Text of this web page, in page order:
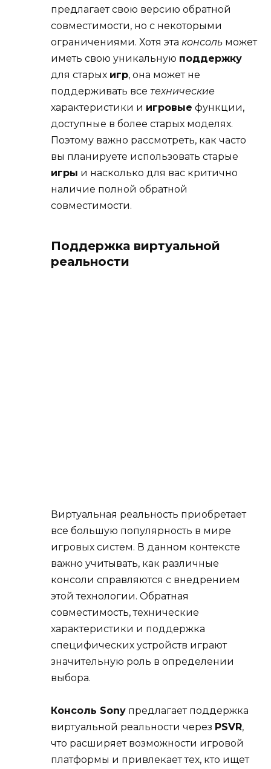
предлагает свою версию обратной
совместимости, но с некоторыми
ограничениями. Хотя эта консоль может
иметь свою уникальную поддержку
для старых игр, она может не
поддерживать все технические
характеристики и игровые функции,
доступные в более старых моделях.
Поэтому важно рассмотреть, как часто
вы планируете использовать старые
игры и насколько для вас критично
наличие полной обратной
совместимости.
Поддержка виртуальной
реальности
Виртуальная реальность приобретает
все большую популярность в мире
игровых систем. В данном контексте
важно учитывать, как различные
консоли справляются с внедрением
этой технологии. Обратная
совместимость, технические
характеристики и поддержка
специфических устройств играют
значительную роль в определении
выбора.
Консоль Sony предлагает поддержка
виртуальной реальности через PSVR,
что расширяет возможности игровой
платформы и привлекает тех, кто ищет